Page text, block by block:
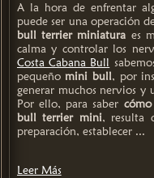
A la hora de enfrentar
puede ser una operación
bull terrier miniatura es
calma y controlar los
Costa Cabana Bull
pequeño mini bull, por
generar muchos nervios y
Por ello, para saber
bull terrier mini, resulta
preparación, establecer ...
Leer Más